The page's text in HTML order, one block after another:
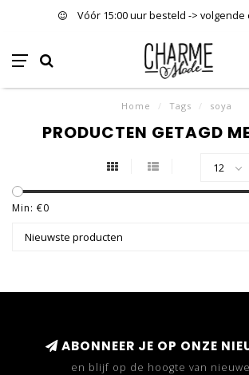
Vóór 15:00 uur besteld -> volgende
Home / Tags / soya
PRODUCTEN GETAGD
Min: €0
ABONNEER JE OP ONZE
en blijf op de hoogte van